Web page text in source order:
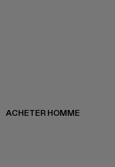
ACHETER HOMME